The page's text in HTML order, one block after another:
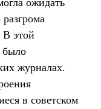
В этой
было
журналах.
в советском